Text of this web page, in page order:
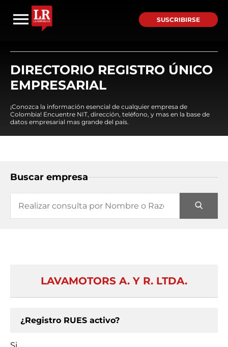
SUSCRIBIRSE
DIRECTORIO REGISTRO ÚNICO
EMPRESARIAL
¡Conozca la información esencial de cualquier empresa de
Colombia! Encuentre NIT, dirección, teléfono, y mas en la base de
datos empresarial mas grande del país.
Buscar empresa
LAVAMOTORS A. Y R. LTDA.
¿Registro RUES activo?